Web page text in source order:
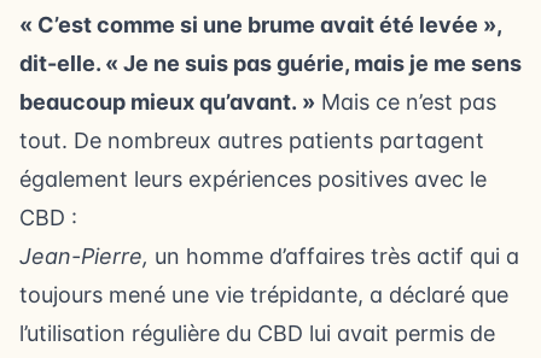
« C’est comme si une brume avait été levée »,
dit-elle. « Je ne suis pas guérie, mais je me sens
beaucoup mieux qu’avant. » Mais ce n’est pas
tout. De nombreux autres patients partagent
également leurs expériences positives avec le
CBD :
Jean-Pierre, un homme d’affaires très actif qui a
toujours mené une vie trépidante, a déclaré que
l’utilisation régulière du CBD lui avait permis de